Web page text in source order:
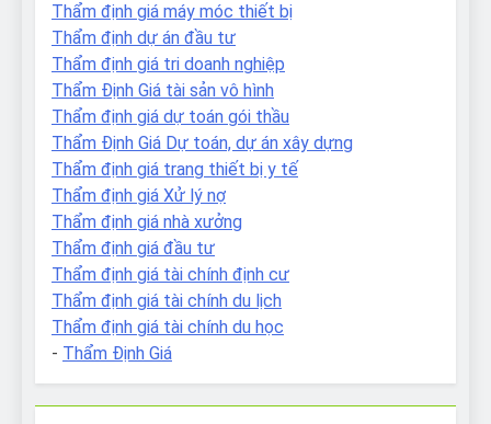
Thẩm định giá máy móc thiết bị
Thẩm định dự án đầu tư
Thẩm định giá tri doanh nghiệp
Thẩm Định Giá tài sản vô hình
Thẩm định giá dự toán gói thầu
Thẩm Định Giá Dự toán, dự án xây dựng
Thẩm định giá trang thiết bị y tế
Thẩm định giá Xử lý nợ
Thẩm định giá nhà xưởng
Thẩm định giá đầu tư
Thẩm định giá tài chính định cư
Thẩm định giá tài chính du lịch
Thẩm định giá tài chính du học
- Thẩm Định Giá